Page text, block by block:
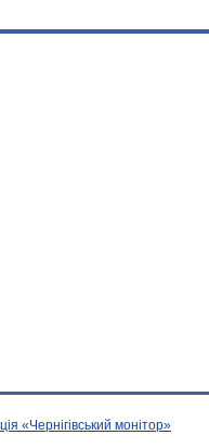
«Чернігівський монітор»